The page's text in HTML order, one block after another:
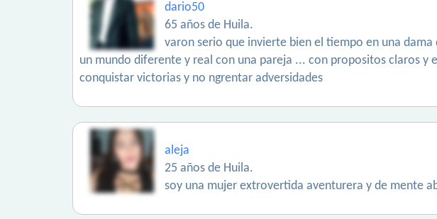
dario50
65 años de Huila.
varon serio que invierte bien el tiempo en una
un mundo diferente y real con una pareja ... con propositos claros y
conquistar victorias y no ngrentar adversidades
aleja
25 años de Huila.
soy una mujer extrovertida aventurera y de mente